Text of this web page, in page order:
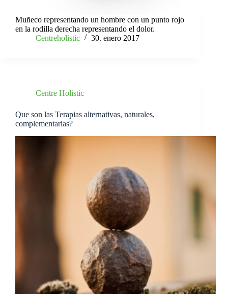
Muñeco representando un hombre con un punto rojo
en la rodilla derecha representando el dolor.
Centreholistic
30. enero 2017
Centre Holistic
Que son las Terapias alternativas, naturales,
complementarias?